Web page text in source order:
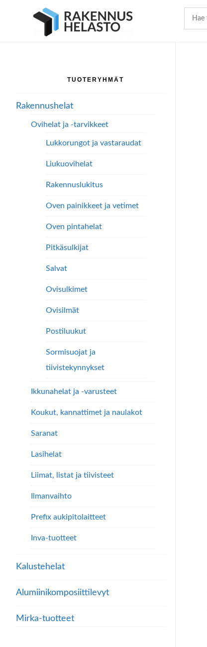
pääsisältöön
ensisijaiseen
alatunnisteeseen
Ensisijainen
sivupalkki
TUOTERYHMÄT
Rakennushelat
Ovihelat ja -tarvikkeet
Lukkorungot ja vastaraudat
Liukuovihelat
Rakennuslukitus
Oven painikkeet ja vetimet
Oven pintahelat
Pitkäsulkijat
Salvat
Ovisulkimet
Ovisilmät
Postiluukut
Sormisuojat ja
tiivistekynnykset
Ikkunahelat ja -varusteet
Koukut, kannattimet ja naulakot
Saranat
Lasihelat
Liimat, listat ja tiivisteet
Ilmanvaihto
Prefix aukipitolaitteet
Inva-tuotteet
Kalustehelat
Alumiini­komposiitti­levyt
Mirka-tuotteet